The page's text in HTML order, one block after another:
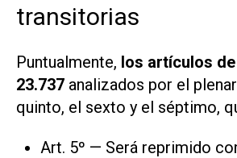
transitorias
Puntualmente, los artículos
23.737 analizados por el
quinto, el sexto y el séptimo,
Art. 5º — Será reprimido